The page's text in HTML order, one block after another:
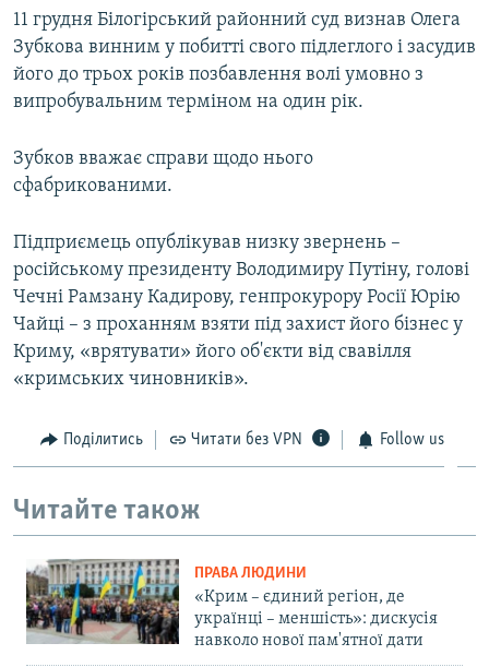
11 грудня Білогірський районний суд визнав Олега
Зубкова винним у побитті свого підлеглого і засудив
його до трьох років позбавлення волі умовно з
випробувальним терміном на один рік.
Зубков вважає справи щодо нього
сфабрикованими.
Підприємець опублікував низку звернень –
російському президенту Володимиру Путіну, голові
Чечні Рамзану Кадирову, генпрокурору Росії Юрію
Чайці – з проханням взяти під захист його бізнес у
Криму, «врятувати» його об'єкти від свавілля
«кримських чиновників».
Поділитись Читати без VPN Follow us
Читайте також
ПРАВА ЛЮДИНИ
«Крим – єдиний регіон, де
українці – меншість»: дискусія
навколо нової пам'ятної дати